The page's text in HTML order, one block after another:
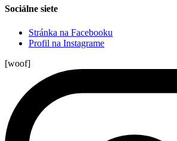
Sociálne siete
Stránka na Facebooku
Profil na Instagrame
[woof]